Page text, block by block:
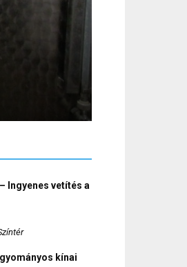
Ingyenes vetítés a
kínai